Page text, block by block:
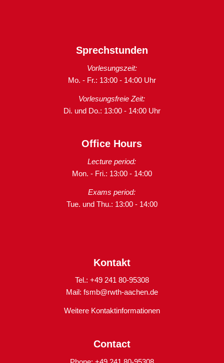
Sprechstunden
Vorlesungszeit:
Mo. - Fr.: 13:00 - 14:00 Uhr
Vorlesungsfreie Zeit:
Di. und Do.: 13:00 - 14:00 Uhr
Office Hours
Lecture period:
Mon. - Fri.: 13:00 - 14:00
Exams period:
Tue. und Thu.: 13:00 - 14:00
Kontakt
Tel.: +49 241 80-95308
Mail: fsmb@rwth-aachen.de
Weitere Kontaktinformationen
Contact